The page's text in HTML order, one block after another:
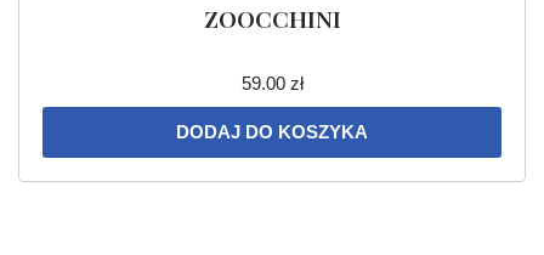
ZOOCCHINI
59.00 zł
DODAJ DO KOSZYKA